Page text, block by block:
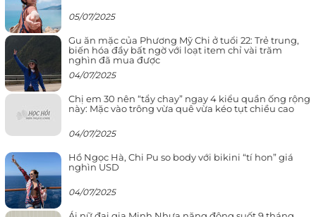
05/07/2025
Gu ăn mặc của Phương Mỹ Chi ở tuổi 22: Trẻ trung,
biến hóa đầy bất ngờ với loạt item chỉ vài trăm
nghìn đã mua được
04/07/2025
Chị em 30 nên “tẩy chay” ngay 4 kiểu quần ống rộng
này: Mặc vào trông vừa quê vừa kéo tụt chiều cao
04/07/2025
Hồ Ngọc Hà, Chi Pu so body với bikini “tí hon” giá
nghìn USD
04/07/2025